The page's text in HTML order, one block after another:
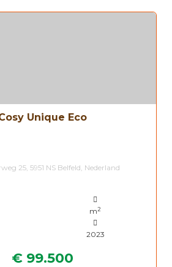
Unique Eco
25, 5951 NS Belfeld, Nederland
m2
2023
€ 99.500